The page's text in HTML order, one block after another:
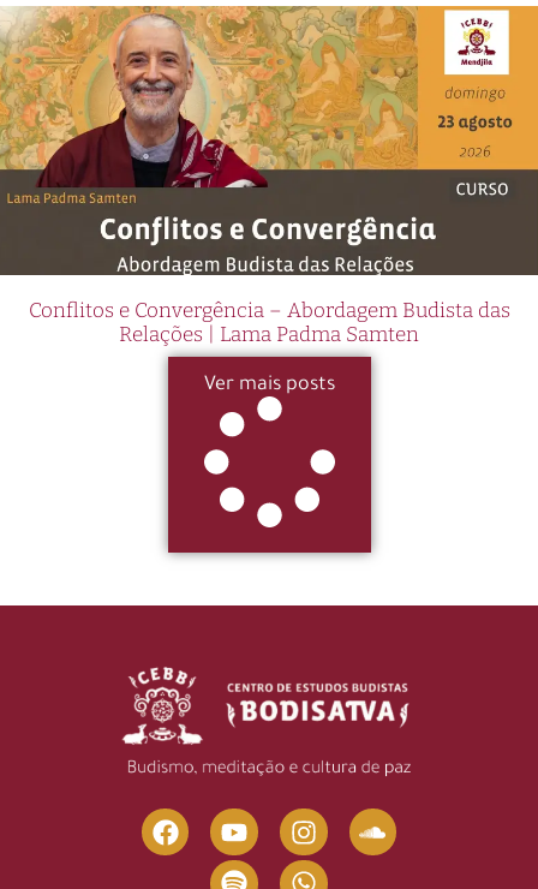
Conflitos e Convergência – Abordagem Budista das
Relações | Lama Padma Samten
Ver mais posts